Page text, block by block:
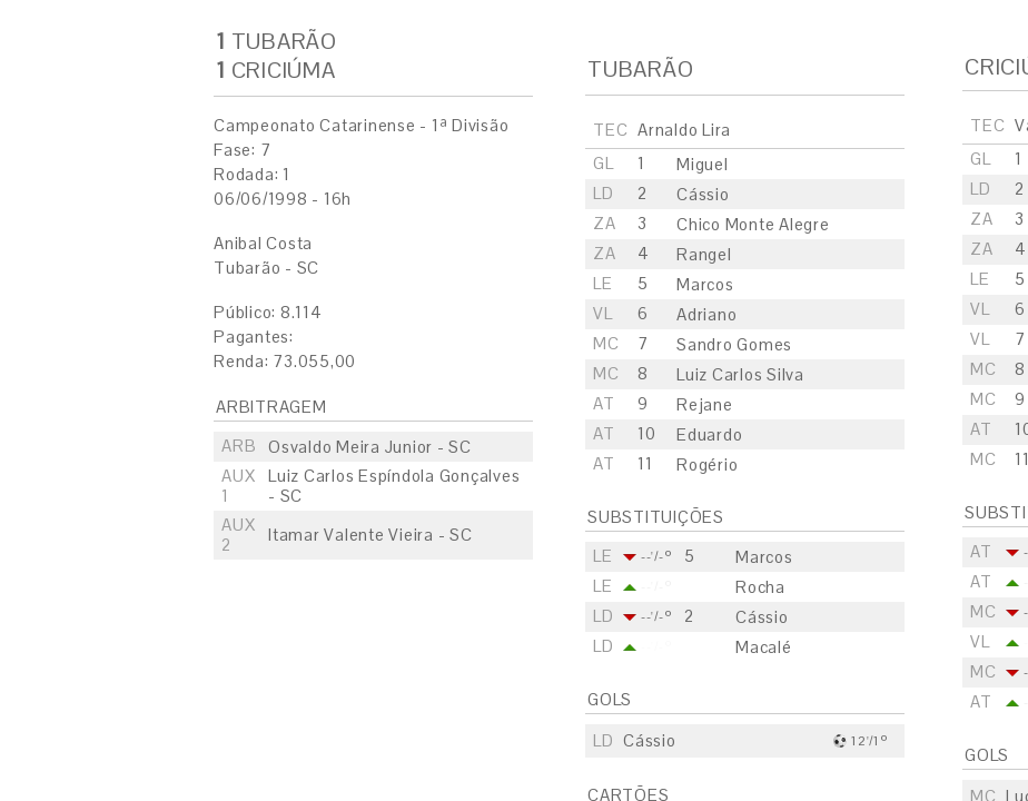
1 TUBARÃO
1 CRICIÚMA
Campeonato Catarinense - 1ª Divisão
Fase: 7
Rodada: 1
06/06/1998 - 16h
Anibal Costa
Tubarão - SC
Público: 8.114
Pagantes:
Renda: 73.055,00
ARBITRAGEM
ARB
Osvaldo Meira Junior - SC
AUX
1
Luiz Carlos Espíndola Gonçalves
- SC
AUX
2
Itamar Valente Vieira - SC
TEC
GL
1
LD
2
ZA
3
ZA
4
LE
5
VL
6
VL
7
MC
8
MC
9
AT
MC
11
AT
AT
MC
VL
MC
AT
GOLS
MC
TUBARÃO
TEC Arnaldo Lira
GL
1
Miguel
LD
2
Cássio
ZA
3
Chico Monte Alegre
ZA
4
Rangel
LE
5
Marcos
VL
6
Adriano
MC
7
Sandro Gomes
MC
8
Luiz Carlos Silva
AT
9
Rejane
AT
10
Eduardo
AT
11 Rogério
SUBSTITUIÇÕES
LE
--'/-º 5
Marcos
LE
Rocha
LD
--'/-º 2
Cássio
LD
Macalé
GOLS
LD Cássio 12'/1º
CARTÕES